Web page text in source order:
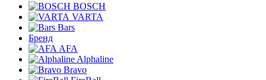
BOSCH
VARTA
Bars
Бренд
AFA
Alphaline
Bravo